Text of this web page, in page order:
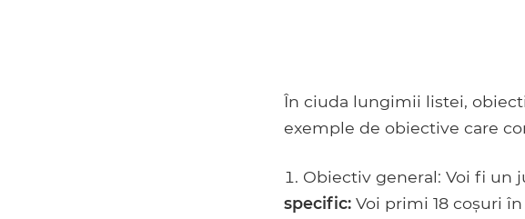
În ciuda lungimii listei,
exemple de obiective care
Obiectiv general: Voi fi un
specific: Voi primi 18 coșuri